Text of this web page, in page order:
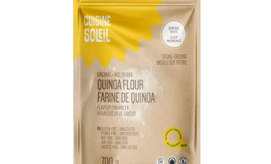
ADD TO CART / DETAILS